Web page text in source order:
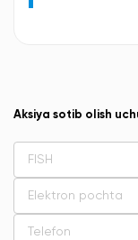
Aksiya sotib olish